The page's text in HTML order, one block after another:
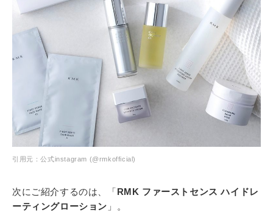
引用元：公式instagram (@rmkofficial)
次にご紹介するのは、「RMK ファーストセンス ハイドレ
ーティングローション 」。